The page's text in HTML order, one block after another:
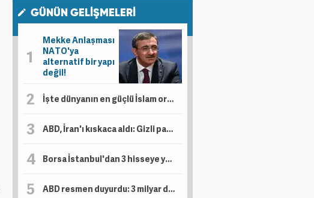
GÜNÜN GELİŞMELERİ
Mekke Anlaşması
NATO'ya
alternatif bir yapı
değil!
İşte dünyanın en güçlü İslam orduları! Türkiye kaçıncı sırada?
ABD, İran'ı kıskaca aldı: Gizli para ağı deşifre oldu!
Borsa İstanbul'dan 3 hisseye yeni tedbir kararı
ABD resmen duyurdu: 3 milyar dolar yatırım yapacaklar!